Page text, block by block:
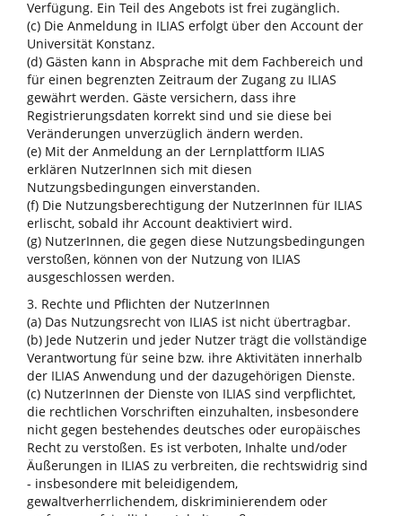
Verfügung. Ein Teil des Angebots ist frei zugänglich.
(c) Die Anmeldung in ILIAS erfolgt über den Account der
Universität Konstanz.
(d) Gästen kann in Absprache mit dem Fachbereich und
für einen begrenzten Zeitraum der Zugang zu ILIAS
gewährt werden. Gäste versichern, dass ihre
Registrierungsdaten korrekt sind und sie diese bei
Veränderungen unverzüglich ändern werden.
(e) Mit der Anmeldung an der Lernplattform ILIAS
erklären NutzerInnen sich mit diesen
Nutzungsbedingungen einverstanden.
(f) Die Nutzungsberechtigung der NutzerInnen für ILIAS
erlischt, sobald ihr Account deaktiviert wird.
(g) NutzerInnen, die gegen diese Nutzungsbedingungen
verstoßen, können von der Nutzung von ILIAS
ausgeschlossen werden.
3. Rechte und Pflichten der NutzerInnen
(a) Das Nutzungsrecht von ILIAS ist nicht übertragbar.
(b) Jede Nutzerin und jeder Nutzer trägt die vollständige
Verantwortung für seine bzw. ihre Aktivitäten innerhalb
der ILIAS Anwendung und der dazugehörigen Dienste.
(c) NutzerInnen der Dienste von ILIAS sind verpflichtet,
die rechtlichen Vorschriften einzuhalten, insbesondere
nicht gegen bestehendes deutsches oder europäisches
Recht zu verstoßen. Es ist verboten, Inhalte und/oder
Äußerungen in ILIAS zu verbreiten, die rechtswidrig sind
- insbesondere mit beleidigendem,
gewaltverherrlichendem, diskriminierendem oder